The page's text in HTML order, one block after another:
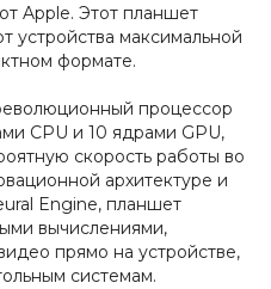
Apple. Этот планшет
устройства максимальной
формате.
процессор
CPU и 10 ядрами GPU,
скорость работы во
архитектуре и
Engine, планшет
вычислениями,
прямо на устройстве,
системам.